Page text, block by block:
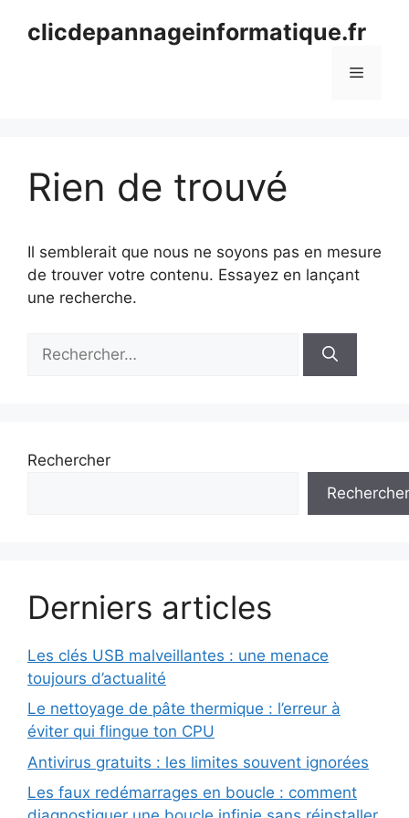
clicdepannageinformatique.fr
Menu
Rien de trouvé
Il semblerait que nous ne soyons pas en mesure
de trouver votre contenu. Essayez en lançant
une recherche.
Rechercher
Rechercher
Derniers articles
Les clés USB malveillantes : une menace
toujours d’actualité
Le nettoyage de pâte thermique : l’erreur à
éviter qui flingue ton CPU
Antivirus gratuits : les limites souvent ignorées
Les faux redémarrages en boucle : comment